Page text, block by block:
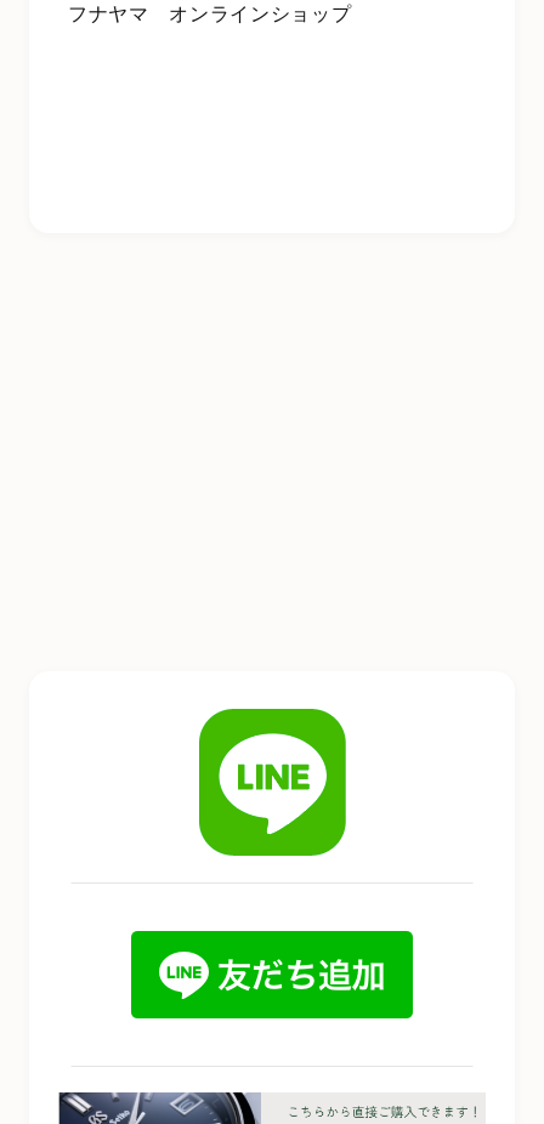
フナヤマ オンラインショップ